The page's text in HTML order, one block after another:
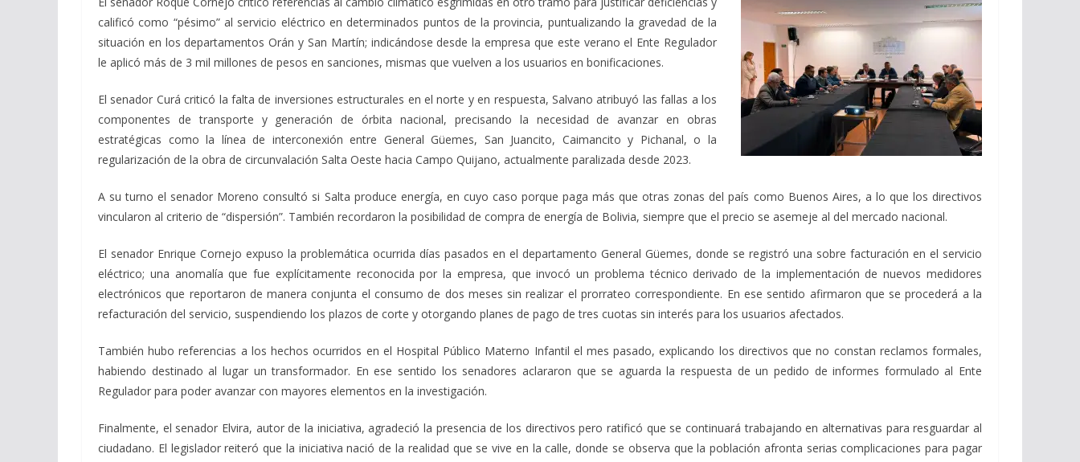
calificó como “pésimo” al servicio eléctrico en determinados puntos de la provincia, puntualizando la gravedad de la
situación en los departamentos Orán y San Martín; indicándose desde la empresa que este verano el Ente Regulador
le aplicó más de 3 mil millones de pesos en sanciones, mismas que vuelven a los usuarios en bonificaciones.
El senador Curá criticó la falta de inversiones estructurales en el norte y en respuesta, Salvano atribuyó las fallas a los
componentes de transporte y generación de órbita nacional, precisando la necesidad de avanzar en obras
estratégicas como la línea de interconexión entre General Güemes, San Juancito, Caimancito y Pichanal, o la
regularización de la obra de circunvalación Salta Oeste hacia Campo Quijano, actualmente paralizada desde 2023.
A su turno el senador Moreno consultó si Salta produce energía, en cuyo caso porque paga más que otras zonas del país como Buenos Aires, a lo que los directivos
vincularon al criterio de “dispersión”. También recordaron la posibilidad de compra de energía de Bolivia, siempre que el precio se asemeje al del mercado nacional.
El senador Enrique Cornejo expuso la problemática ocurrida días pasados en el departamento General Güemes, donde se registró una sobre facturación en el servicio
eléctrico; una anomalía que fue explícitamente reconocida por la empresa, que invocó un problema técnico derivado de la implementación de nuevos medidores
electrónicos que reportaron de manera conjunta el consumo de dos meses sin realizar el prorrateo correspondiente. En ese sentido afirmaron que se procederá a la
refacturación del servicio, suspendiendo los plazos de corte y otorgando planes de pago de tres cuotas sin interés para los usuarios afectados.
También hubo referencias a los hechos ocurridos en el Hospital Público Materno Infantil el mes pasado, explicando los directivos que no constan reclamos formales,
habiendo destinado al lugar un transformador. En ese sentido los senadores aclararon que se aguarda la respuesta de un pedido de informes formulado al Ente
Regulador para poder avanzar con mayores elementos en la investigación.
Finalmente, el senador Elvira, autor de la iniciativa, agradeció la presencia de los directivos pero ratificó que se continuará trabajando en alternativas para resguardar al
ciudadano. El legislador reiteró que la iniciativa nació de la realidad que se vive en la calle, donde se observa que la población afronta serias complicaciones para pagar